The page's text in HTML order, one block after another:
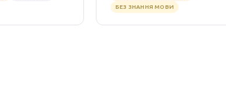
БЕЗ ЗНАННЯ МОВИ